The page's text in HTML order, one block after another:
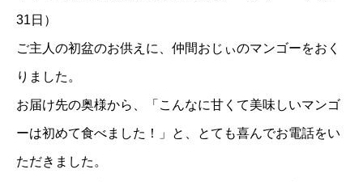
31日）
ご主人の初盆のお供えに、仲間おじぃのマンゴーをおく
りました。
お届け先の奥様から、「こんなに甘くて美味しいマンゴ
ーは初めて食べました！」と、とても喜んでお電話をい
ただきました。